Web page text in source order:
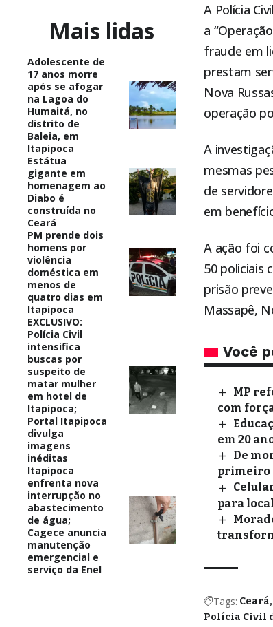
Mais lidas
Adolescente de
17 anos morre
após se afogar
na Lagoa do
Humaitá, no
distrito de
Baleia, em
Itapipoca
Estátua
gigante em
homenagem ao
Diabo é
construída no
Ceará
PM prende dois
homens por
violência
doméstica em
menos de
quatro dias em
Itapipoca
EXCLUSIVO:
Polícia Civil
intensifica
buscas por
suspeito de
matar mulher
em hotel de
Itapipoca;
Portal Itapipoca
divulga
imagens
inéditas
Itapipoca
enfrenta nova
interrupção no
abastecimento
de água;
Cagece anuncia
manutenção
emergencial e
serviço da Enel
A Polícia
a
fraude em
prestam
Nova
operação
A
mesmas
de
em
A ação foi
50 policiais
prisão
Massapê,
Você
MP
com
em 20
De
primeiro
para
Tags: Ceará
Polícia Civil